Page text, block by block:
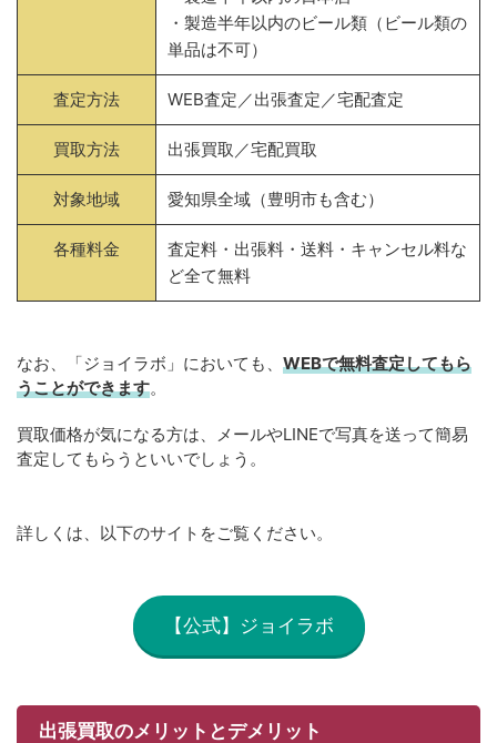
・製造半年以内のビール類（ビール類の
単品は不可）
査定方法 WEB査定／出張査定／宅配査定
買取方法 出張買取／宅配買取
対象地域 愛知県全域（豊明市も含む）
各種料金
査定料・出張料・送料・キャンセル料な
ど全て無料
なお、「ジョイラボ」においても、 WEBで無料査定してもら
うことができます。
買取価格が気になる方は、メールやLINEで写真を送って簡易
査定してもらうといいでしょう。
詳しくは、以下のサイトをご覧ください。
【公式】ジョイラボ
出張買取のメリットとデメリット